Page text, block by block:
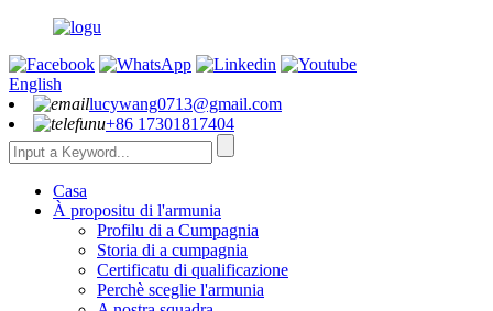
English
lucywang0713@gmail.com
+86 17301817404
Casa
À propositu di l'armunia
Profilu di a Cumpagnia
Storia di a cumpagnia
Certificatu di qualificazione
Perchè sceglie l'armunia